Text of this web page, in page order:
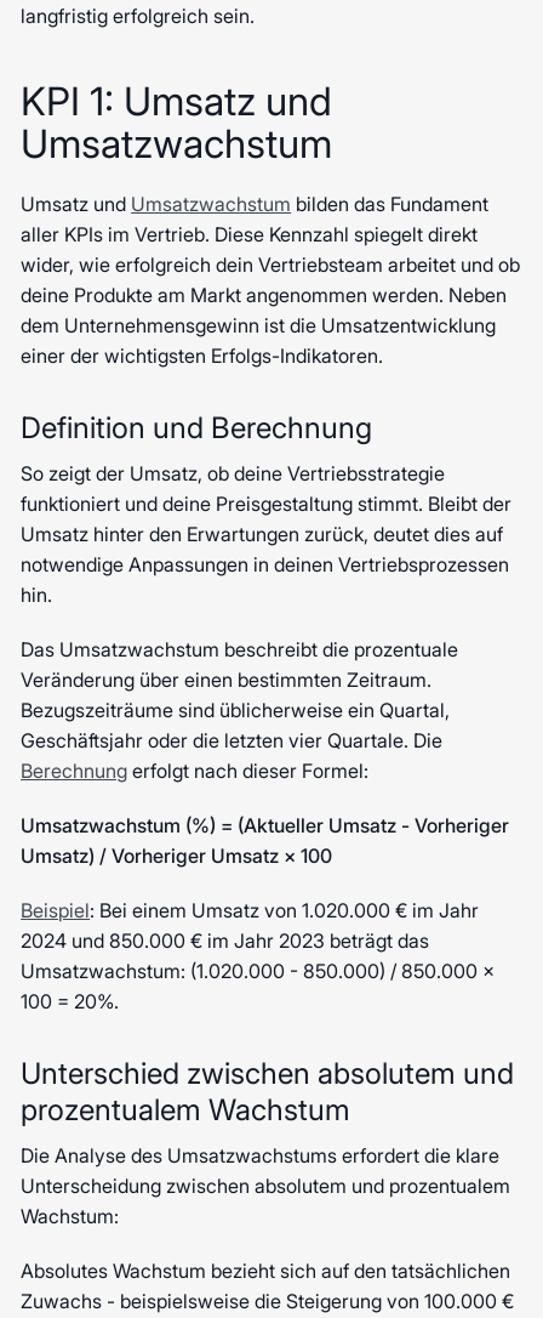
langfristig erfolgreich sein.
KPI 1: Umsatz und
Umsatzwachstum
Umsatz und Umsatzwachstum bilden das Fundament
aller KPIs im Vertrieb. Diese Kennzahl spiegelt direkt
wider, wie erfolgreich dein Vertriebsteam arbeitet und ob
deine Produkte am Markt angenommen werden. Neben
dem Unternehmensgewinn ist die Umsatzentwicklung
einer der wichtigsten Erfolgs-Indikatoren.
Definition und Berechnung
So zeigt der Umsatz, ob deine Vertriebsstrategie
funktioniert und deine Preisgestaltung stimmt. Bleibt der
Umsatz hinter den Erwartungen zurück, deutet dies auf
notwendige Anpassungen in deinen Vertriebsprozessen
hin.
Das Umsatzwachstum beschreibt die prozentuale
Veränderung über einen bestimmten Zeitraum.
Bezugszeiträume sind üblicherweise ein Quartal,
Geschäftsjahr oder die letzten vier Quartale. Die
Berechnung erfolgt nach dieser Formel:
Umsatzwachstum (%) = (Aktueller Umsatz - Vorheriger
Umsatz) / Vorheriger Umsatz × 100
Beispiel: Bei einem Umsatz von 1.020.000 € im Jahr
2024 und 850.000 € im Jahr 2023 beträgt das
Umsatzwachstum: (1.020.000 - 850.000) / 850.000 ×
100 = 20%.
Unterschied zwischen absolutem und
prozentualem Wachstum
Die Analyse des Umsatzwachstums erfordert die klare
Unterscheidung zwischen absolutem und prozentualem
Wachstum:
Absolutes Wachstum bezieht sich auf den tatsächlichen
Zuwachs - beispielsweise die Steigerung von 100.000 €